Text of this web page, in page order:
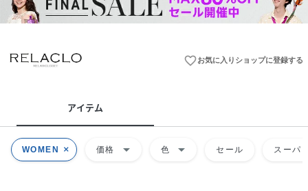
favorite_borderお気に入りショップに登録する
アイテム
WOMEN 価格 arrow_drop_down 色 arrow_drop_down セール スーパ